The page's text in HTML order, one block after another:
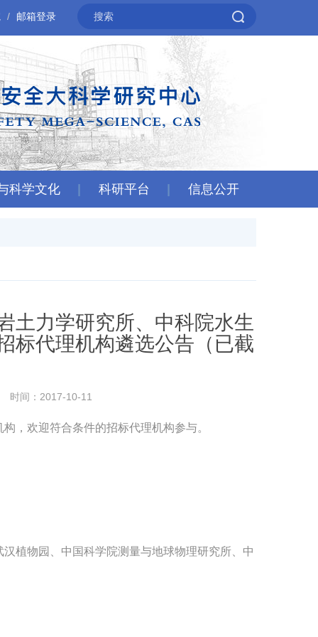
邮箱登录
科学文化 科研平台 信息公开
土力学研究所、中科院水生
标代理机构遴选公告（已截
时间：2017-10-11
，欢迎符合条件的招标代理机构参与。
植物园、中国科学院测量与地球物理研究所、中